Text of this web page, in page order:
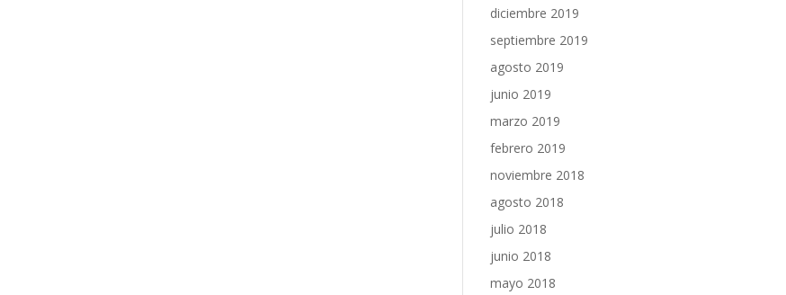
diciembre 2019
septiembre 2019
agosto 2019
junio 2019
marzo 2019
febrero 2019
noviembre 2018
agosto 2018
julio 2018
junio 2018
mayo 2018